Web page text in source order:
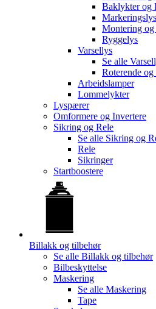
Baklykter og
Markeringslys
Montering
Ryggelys
Varsellys
Se alle
Roterende
Arbeidslamper
Lommelykter
Lyspærer
Omformere og Invertere
Sikring og Rele
Se alle Sikring og
Rele
Sikringer
Startboostere
Billakk og tilbehør
Se alle Billakk og tilbehør
Bilbeskyttelse
Maskering
Se alle Maskering
Tape